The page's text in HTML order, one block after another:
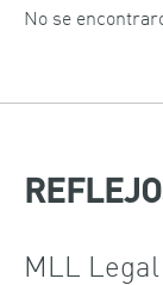
No se
MLL Legal